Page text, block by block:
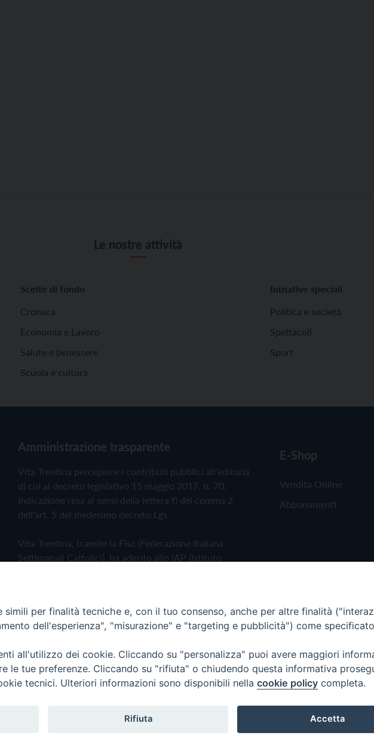
Le nostre attività
Scelte di fondo
Cronaca
Economia e Lavoro
Salute e benessere
Scuola e cultura
Iniziative speciali
Politica e società
Spettacoli
Sport
Amministrazione trasparente
Vita Trentina percepisce i contributi pubblici all'editoria
di cui al decreto legislativo 15 maggio 2017, n. 70.
Indicazione resa ai sensi della lettera f) del comma 2
dell'art. 5 del medesimo decreto Lgs.
Vita Trentina, tramite la Fisc (Federazione Italiana
Settimanali Cattolici), ha aderito allo IAP (Istituto
Privacy Policy Cookie Policy
E-Shop
Vendita Online
Abbonamenti
Editrice
per finalità tecniche e, con il tuo consenso, anche per altre finalità
dell'esperienza", "misurazione" e "targeting e pubblicità") come
all'utilizzo dei cookie. Cliccando su "personalizza" puoi avere maggiori
le tue preferenze. Cliccando su "rifiuta" o chiudendo questa informativa
tecnici. Ulteriori informazioni sono disponibili nella cookie policy completa.
Rifiuta Accetta